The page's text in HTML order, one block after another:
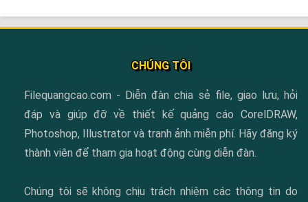
CHÚNG TÔI
Filequangcao.com - Diễn đàn chia sẻ file, giao lưu, hỏi
đáp và giúp đỡ về thiết kế quảng cáo CorelDRAW,
Photoshop, Illustrator và tranh ảnh miễn phí. Hãy đăng ký
thành viên để tham gia hoạt động cùng diễn đàn.
Chúng tôi sẽ không chịu trách nhiệm các thông tin do